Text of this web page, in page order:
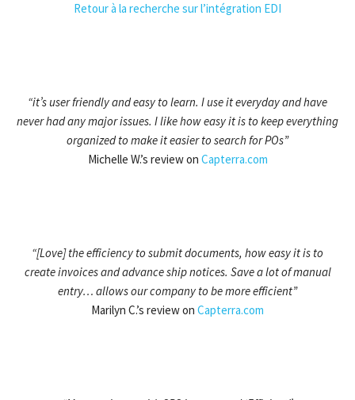
Retour à la recherche sur l’intégration EDI
“it’s user friendly and easy to learn. I use it everyday and have
never had any major issues. I like how easy it is to keep everything
organized to make it easier to search for POs”
Michelle W.’s review on Capterra.com
“[Love] the efficiency to submit documents, how easy it is to
create invoices and advance ship notices. Save a lot of manual
entry… allows our company to be more efficient”
Marilyn C.’s review on Capterra.com